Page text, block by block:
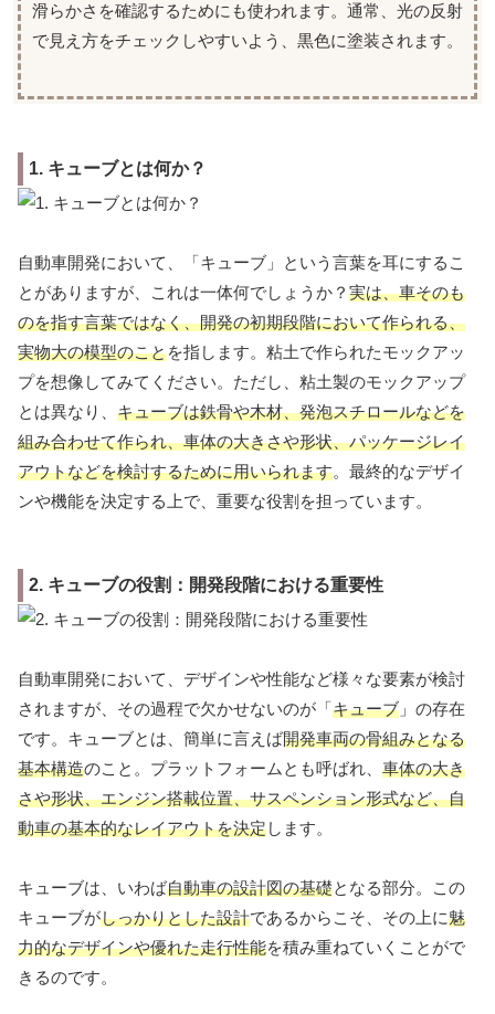
滑らかさを確認するためにも使われます。通常、光の反射
で見え方をチェックしやすいよう、黒色に塗装されます。
1. キューブとは何か？
自動車開発において、「キューブ」という言葉を耳にするこ
とがありますが、これは一体何でしょうか？ 実は、車そのも
のを指す言葉ではなく、開発の初期段階において作られる、
実物大の模型のことを指します。粘土で作られたモックアッ
プを想像してみてください。ただし、粘土製のモックアップ
とは異なり、 キューブは鉄骨や木材、発泡スチロールなどを
組み合わせて作られ、車体の大きさや形状、パッケージレイ
アウトなどを検討するために用いられます。最終的なデザイ
ンや機能を決定する上で、重要な役割を担っています。
2. キューブの役割：開発段階における重要性
自動車開発において、デザインや性能など様々な要素が検討
されますが、その過程で欠かせないのが「キューブ 」の存在
です。キューブとは、簡単に言えば開発車両の骨組みとなる
基本構造のこと。プラットフォームとも呼ばれ、 車体の大き
さや形状、エンジン搭載位置、サスペンション形式など、自
動車の基本的なレイアウトを決定します。
キューブは、いわば自動車の設計図の基礎となる部分。この
キューブがしっかりとした設計であるからこそ、その上に魅
力的なデザインや優れた走行性能を積み重ねていくことがで
きるのです。